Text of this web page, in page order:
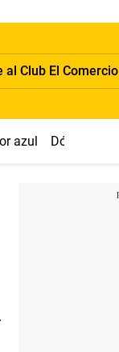
al Club El Comercio
azul Dólar